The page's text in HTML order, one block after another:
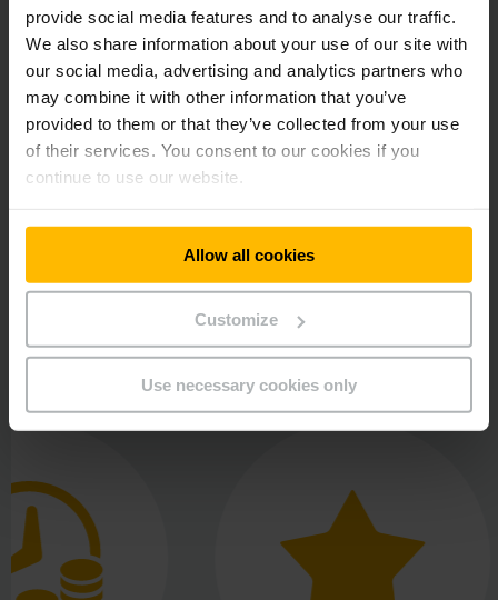
provide social media features and to analyse our traffic.
We also share information about your use of our site with
our social media, advertising and analytics partners who
may combine it with other information that you’ve
provided to them or that they’ve collected from your use
of their services. You consent to our cookies if you
continue to use our website.
Allow all cookies
Customize
Use necessary cookies only
Welke FMS oplossing is geschikt voor u?
Vraag advies aan onze digitale experts!
CONTACT OPNEMEN
Onze kwaliteitsbelofte